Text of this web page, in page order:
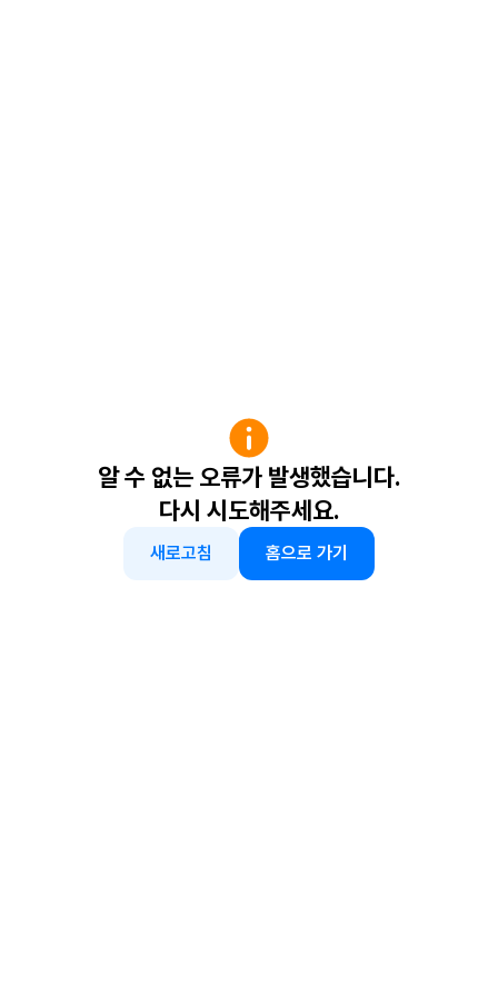
알 수 없는 오류가 발생했습니다.
다시 시도해주세요.
새로고침 홈으로 가기